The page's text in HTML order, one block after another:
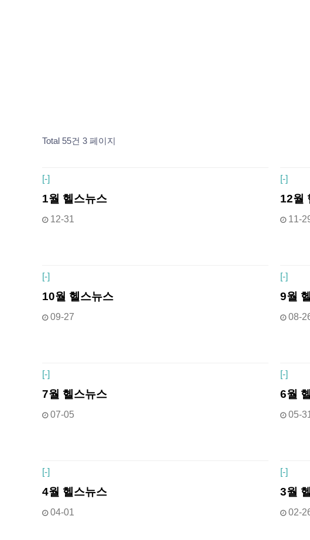
Total 55건 3 페이지
[-]
1월 헬스뉴스
12-31
[-]
12월
11-
[-]
10월 헬스뉴스
09-27
[-]
9월
08-
[-]
7월 헬스뉴스
07-05
[-]
6월
05-
[-]
4월 헬스뉴스
04-01
[-]
3월
02-